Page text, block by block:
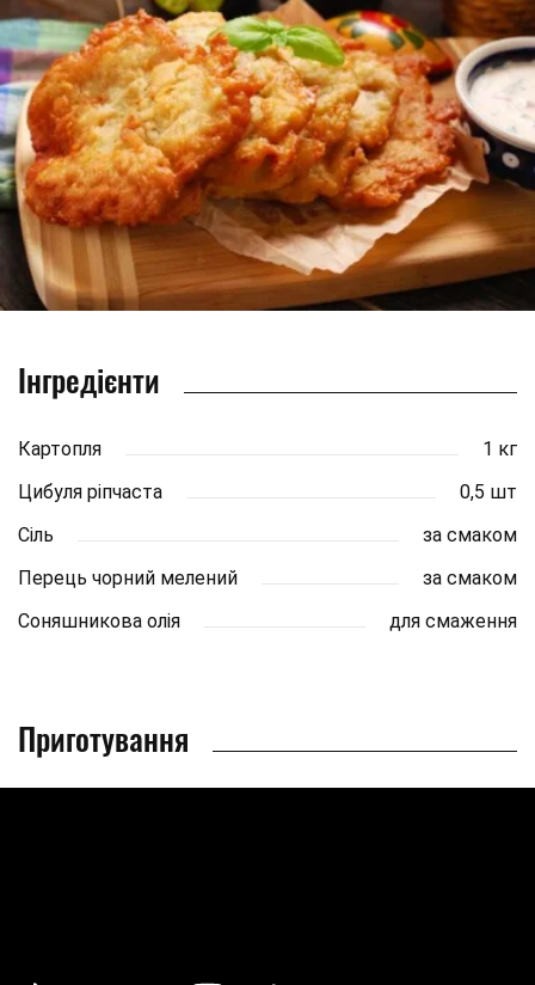
Інгредієнти
Картопля
1 кг
Цибуля ріпчаста
0,5 шт
Сіль
за смаком
Перець чорний мелений
за смаком
Соняшникова олія
для смаження
Приготування